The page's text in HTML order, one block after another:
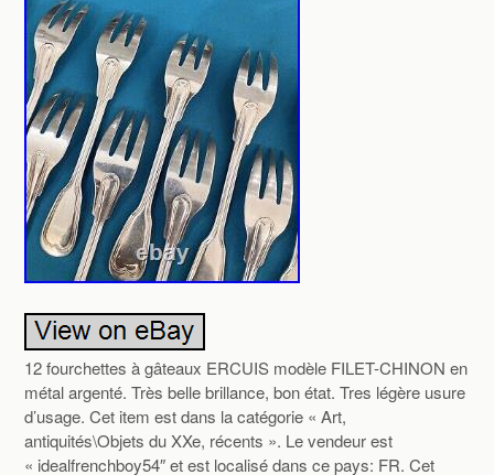
12 fourchettes à gâteaux ERCUIS modèle FILET-CHINON en
métal argenté. Très belle brillance, bon état. Tres légère usure
d’usage. Cet item est dans la catégorie « Art,
antiquités\Objets du XXe, récents ». Le vendeur est
« idealfrenchboy54″ et est localisé dans ce pays: FR. Cet